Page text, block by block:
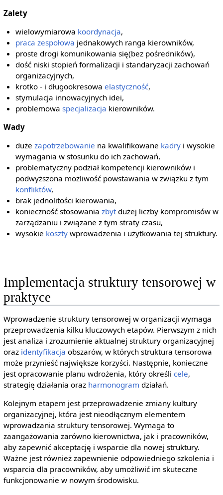
Zalety
wielowymiarowa koordynacja,
praca zespołowa jednakowych ranga kierowników,
proste drogi komunikowania się(bez pośredników),
dość niski stopień formalizacji i standaryzacji zachowań
organizacyjnych,
krotko - i długookresowaelastyczność,
stymulacja innowacyjnych idei,
problemowaspecjalizacja kierowników.
Wady
dużezapotrzebowanie na kwalifikowane kadry i wysokie
wymagania w stosunku do ich zachowań,
problematyczny podział kompetencji kierowników i
podwyższona możliwość powstawania w związku z tym
konfliktów,
brak jednolitości kierowania,
konieczność stosowaniazbytdużej liczby kompromisów w
zarządzaniu i związane z tym straty czasu,
wysokie koszty wprowadzenia i użytkowania tej struktury.
Implementacja struktury tensorowej w
praktyce
Wprowadzenie struktury tensorowej w organizacji wymaga
przeprowadzenia kilku kluczowych etapów. Pierwszym z nich
jest analiza i zrozumienie aktualnej struktury organizacyjnej
oraz identyfikacja obszarów, w których struktura tensorowa
może przynieść największe korzyści. Następnie, konieczne
jest opracowanie planu wdrożenia, który określi cele,
strategię działania oraz harmonogram działań.
Kolejnym etapem jest przeprowadzenie zmiany kultury
organizacyjnej, która jest nieodłącznym elementem
wprowadzania struktury tensorowej. Wymaga to
zaangażowania zarówno kierownictwa, jak i pracowników,
aby zapewnić akceptację i wsparcie dla nowej struktury.
Ważne jest również zapewnienie odpowiedniego szkolenia i
wsparcia dla pracowników, aby umożliwić im skuteczne
funkcjonowanie w nowym środowisku.